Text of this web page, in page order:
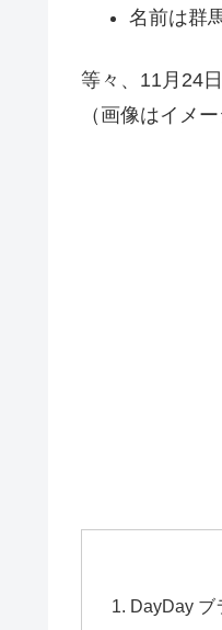
名前は群
等々、11月24
（画像はイメー
DayDay ブ